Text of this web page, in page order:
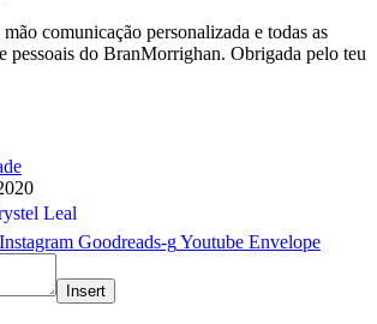
comunicação personalizada e todas as
pessoais do BranMorrighan. Obrigada pelo teu
Leal
Instagram Goodreads-gYoutube Envelope
Insert